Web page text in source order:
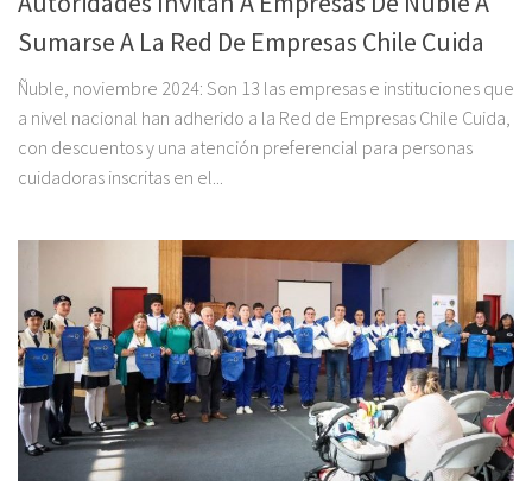
Sumarse A La Red De Empresas Chile Cuida
Ñuble, noviembre 2024: Son 13 las empresas e instituciones que
a nivel nacional han adherido a la Red de Empresas Chile Cuida,
con descuentos y una atención preferencial para personas
cuidadoras inscritas en el...